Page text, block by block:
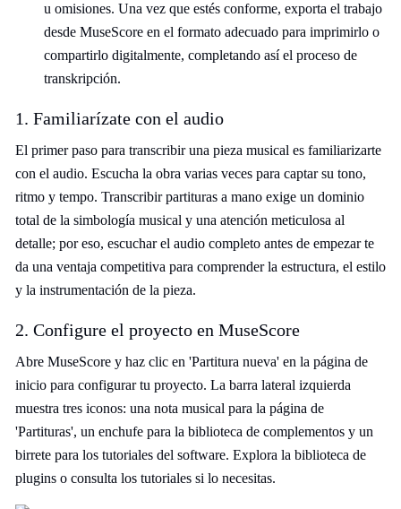
u omisiones. Una vez que estés conforme, exporta el trabajo
desde MuseScore en el formato adecuado para imprimirlo o
compartirlo digitalmente, completando así el proceso de
transkripción.
1. Familiarízate con el audio
El primer paso para transcribir una pieza musical es familiarizarte
con el audio. Escucha la obra varias veces para captar su tono,
ritmo y tempo. Transcribir partituras a mano exige un dominio
total de la simbología musical y una atención meticulosa al
detalle; por eso, escuchar el audio completo antes de empezar te
da una ventaja competitiva para comprender la estructura, el estilo
y la instrumentación de la pieza.
2. Configure el proyecto en MuseScore
Abre MuseScore y haz clic en 'Partitura nueva' en la página de
inicio para configurar tu proyecto. La barra lateral izquierda
muestra tres iconos: una nota musical para la página de
'Partituras', un enchufe para la biblioteca de complementos y un
birrete para los tutoriales del software. Explora la biblioteca de
plugins o consulta los tutoriales si lo necesitas.